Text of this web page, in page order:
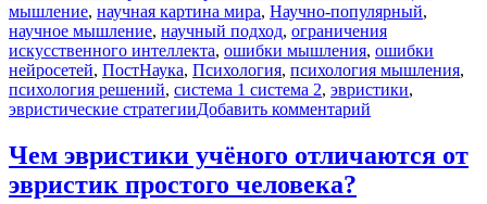
мышление, научная картина мира, Научно-популярный,
научное мышление, научный подход, ограничения
искусственного интеллекта, ошибки мышления, ошибки
нейросетей, ПостНаука, Психология, психология мышления,
психология решений, система 1 система 2, эвристики,
эвристические стратегииДобавить комментарий
могут
Чем эвристики учёного отличаются от
эвристик простого человека?